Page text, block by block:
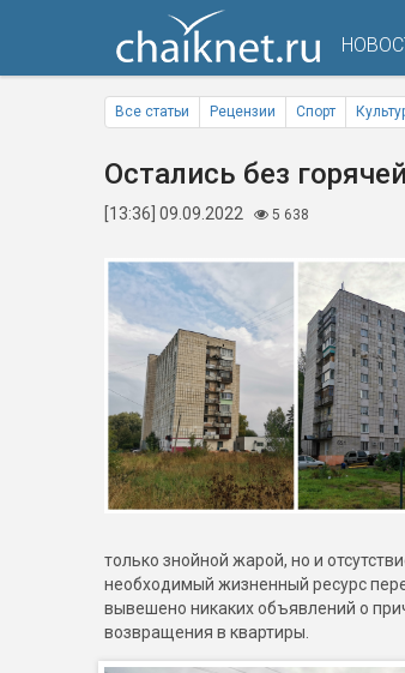
Все статьи Рецензии Спорт
Остались без
[13:36] 09.09.2022 5 638
только знойной жарой, но и
необходимый жизненный ресурс
вывешено никаких объявлений о
возвращения в квартиры.